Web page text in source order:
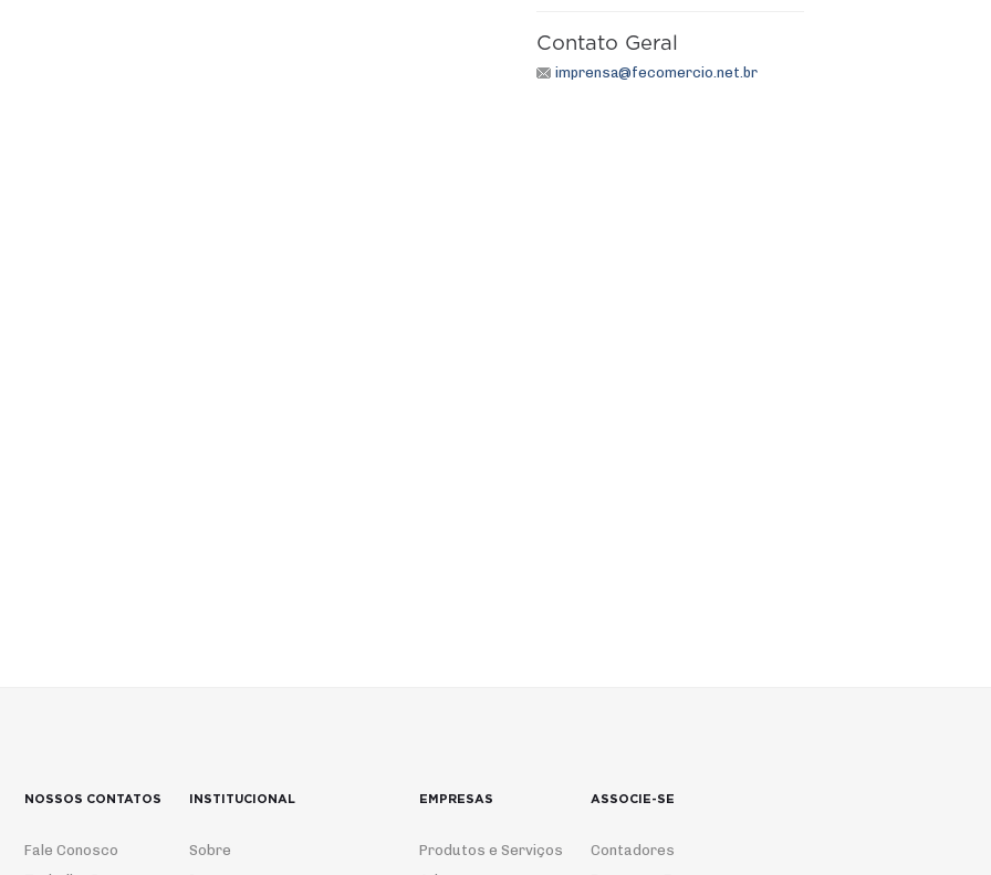
Contato Geral
imprensa@fecomercio.net.br
NOSSOS CONTATOS
Fale Conosco
INSTITUCIONAL
Sobre
EMPRESAS
Produtos e Serviços
ASSOCIE-SE
Contadores